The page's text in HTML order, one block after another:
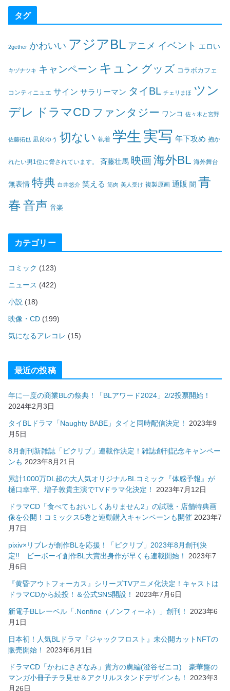
タグ
2gether かわいい アジアBL アニメ イベント エロい
キヅナツキ キャンペーン キュン グッズ コラボカフェ
コンティニュエ サイン サラリーマン タイBL チェリまほ ツン
デレ ドラマCD ファンタジー ワンコ 佐々木と宮野
佐藤拓也 凪良ゆう 切ない 執着 学生 実写 年下攻め 抱か
れたい男1位に脅されています。 斉藤壮馬 映画海外BL 海外舞台
無表情 特典 白井悠介 笑える 筋肉 美人受け 複製原画 通販 闇 青
春音声 音楽
カテゴリー
コミック (123)
ニュース (422)
小説 (18)
映像・CD (199)
気になるアレコレ (15)
最近の投稿
年に一度の商業BLの祭典！「BLアワード2024」2/2投票開始！
2024年2月3日
タイBLドラマ「Naughty BABE」タイと同時配信決定！
2023年9
月5日
8月創刊新雑誌「ピクリブ」連載作決定！雑誌創刊記念キャンペー
ンも 2023年8月21日
累計1000万DL超の大人気オリジナルBLコミック『体感予報』が
樋口幸平、増子敦貴主演でTVドラマ化決定！
2023年7月12日
ドラマCD「食べてもおいしくありません2」の試聴・店舗特典画
像を公開！コミックス5巻と連動購入キャンペーンも開催 2023年7
月7日
pixiv×リブレが創作BLを応援！「ピクリブ」2023年8月創刊決
定!! ビーボーイ創作BL大賞出身作が早くも連載開始！
2023年7
月6日
『黄昏アウトフォーカス』シリーズTVアニメ化決定！キャストは
ドラマCDから続投！＆公式SNS開設！
2023年7月6日
新電子BLレーベル「.Nonfine（ノンフィーネ）」創刊！
2023年6
月1日
日本初！人気BLドラマ『ジャックフロスト』未公開カットNFTの
販売開始！
2023年6月1日
ドラマCD「かわにさざなみ」貴方の虜編(澄谷ゼニコ) 豪華盤の
マンガ小冊子チラ見せ＆アクリルスタンドデザインも！
2023年3
月26日